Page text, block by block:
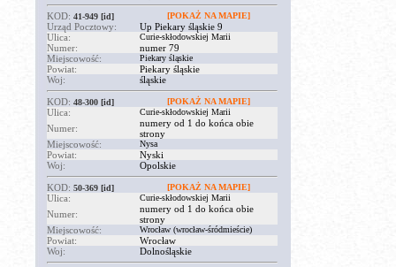
KOD: 41-949 [id] [POKAŻ NA MAPIE]
Urząd Pocztowy:
Up Piekary śląskie 9
Ulica:
Curie-skłodowskiej Marii
Numer:
numer 79
Miejscowość:
Piekary śląskie
Powiat:
Piekary śląskie
Woj:
śląskie
KOD: 48-300 [id] [POKAŻ NA MAPIE]
Ulica: Curie-skłodowskiej Marii
Numer:
numery od 1 do końca obie
strony
Miejscowość:
Nysa
Powiat:
Nyski
Woj:
Opolskie
KOD: 50-369 [id] [POKAŻ NA MAPIE]
Ulica: Curie-skłodowskiej Marii
Numer:
numery od 1 do końca obie
strony
Miejscowość:
Wrocław (wrocław-śródmieście)
Powiat:
Wrocław
Woj:
Dolnośląskie